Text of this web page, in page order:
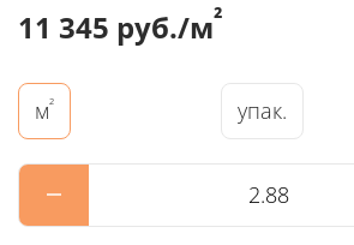
11 345 руб./м²
м² упак.